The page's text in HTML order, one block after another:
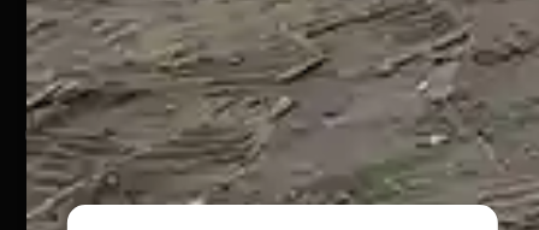
Pagamenti Sicuri
@ Copyright 2024 Webpesca è un brand Intent di Federico
Andrenacci P.Iva 01917920678
Via G. Galilei n. 2 – 64018 Tortoreto TE | REA TE-168019 |
Mail:
federicoandrenacci@pec.it